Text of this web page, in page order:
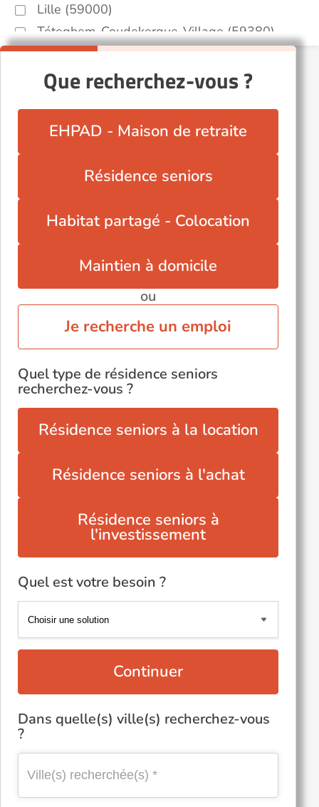
Lille (59000)
Téteghem-Coudekerque-Village (59380)
Wasquehal (59290)
Que recherchez-vous ?
EHPAD - Maison de retraite
Résidence seniors
Habitat partagé - Colocation
Maintien à domicile
ou
Je recherche un emploi
Quel type de résidence seniors
recherchez-vous ?
Résidence seniors à la location
Résidence seniors à l'achat
Résidence seniors à
l'investissement
Quel est votre besoin ?
Continuer
Dans quelle(s) ville(s) recherchez-vous
?